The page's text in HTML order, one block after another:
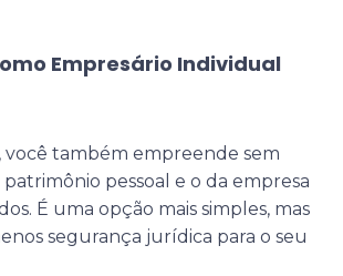
Empresário Individual
você também empreende sem
patrimônio pessoal e o da empresa
É uma opção mais simples, mas
segurança jurídica para o seu